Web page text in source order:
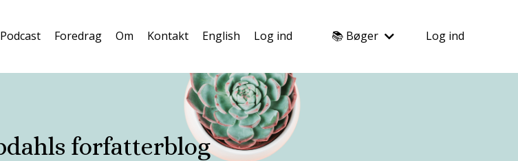
Podcast Foredrag Om Kontakt English Log ind 📚 Bøger Log ind
forfatterblog